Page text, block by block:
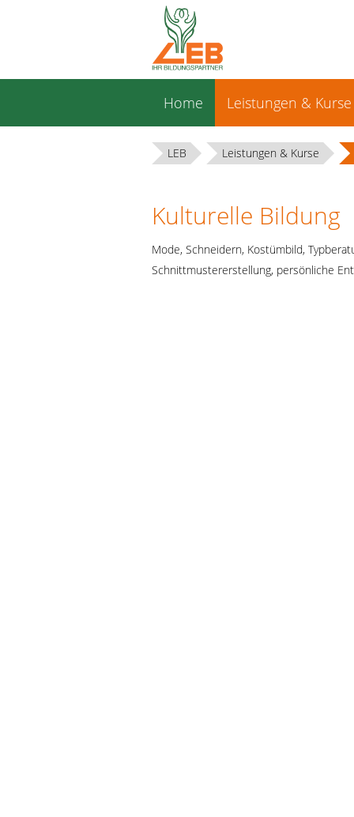
überspringen
Home Leistungen & Kurse
LEB Leistungen & Kurse
Kulturelle Bildung
Mode, Schneidern, Kostümbild,
Schnittmustererstellung, persönliche